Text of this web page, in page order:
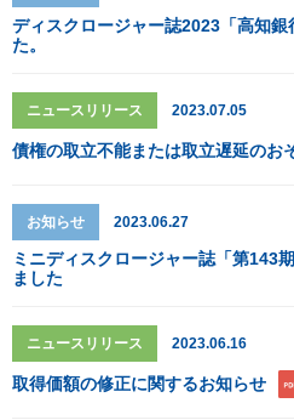
ディスクロージャー誌2023「高知
た。
ニュースリリース 2023.07.05
債権の取立不能または取立遅延のお
お知らせ 2023.06.27
ミニディスクロージャー誌「第143
ました
ニュースリリース 2023.06.16
取得価額の修正に関するお知らせ